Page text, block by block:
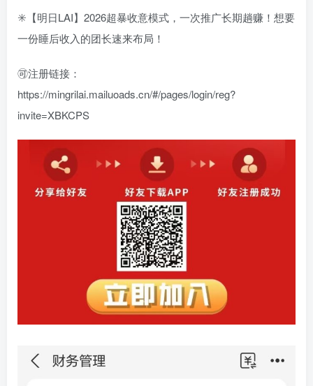
✳️【明日LAI】2026超暴收意模式，一次推广长期趟赚！想要
一份睡后收入的团长速来布局！
🉑注册链接：
https://mingrilai.mailuoads.cn/#/pages/login/reg?
invite=XBKCPS